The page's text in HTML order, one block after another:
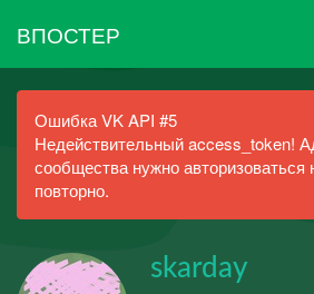
ВПОСТЕР
Ошибка VK API #5
Недействительный access_token!
сообщества нужно авторизоваться
повторно.
skarday